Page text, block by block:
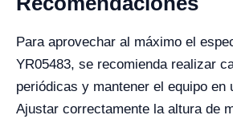
Para aprovechar al máximo el
YR05483, se recomienda realizar
periódicas y mantener el equipo en
Ajustar correctamente la altura de